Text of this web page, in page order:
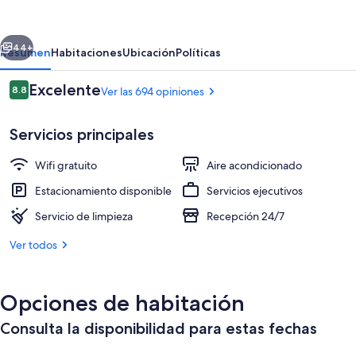
Collection
by
Hilton
Lobby
Siguiente
44+
ResumenHabitacionesUbicaciónPolíticas
Opiniones
8.88.8 de 10,
ExcelenteVer las 694 opiniones
Servicios principales
Wifi gratuito
Aire acondicionado
Estacionamiento disponible
Servicios ejecutivos
Servicio de limpieza
Recepción 24/7
Ver todos
Opciones de habitación
Consulta la disponibilidad para estas fechas